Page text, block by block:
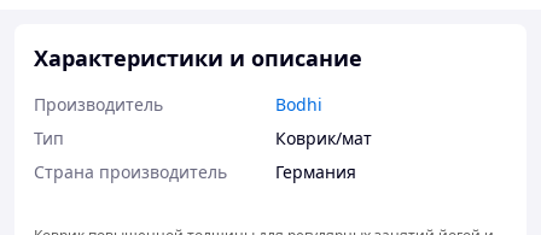
Характеристики и описание
Производитель
Bodhi
Тип
Коврик/мат
Страна производитель
Германия